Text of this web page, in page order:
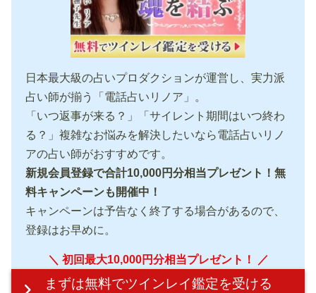
日本最大級の占いプロダクションが運営し、実力派
占い師が揃う「電話占いリノア」。
「いつ返事が来る？」「サイレント期間はいつ終わ
る？」複雑なお悩みを解決したいなら電話占いリノ
アの占い師がおすすめです。
新規会員登録で合計10,000円分相当プレゼント！無
料キャンペーンも開催中！
キャンペーンは予告なく終了する場合があるので、
登録はお早めに。
＼ 初回最大10,000円分相当プレゼント！ ／
まずは無料でツインレイ鑑定を受ける